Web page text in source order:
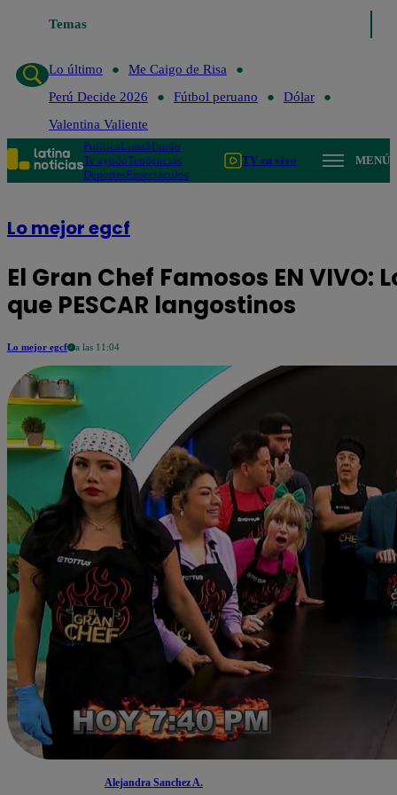
Temas
Lo último
Me Caigo de Risa
Perú Decide 2026
Fútbol peruano
Dólar
Valentina Valiente
PolíticaLimaMundo
Te ayudoTendencias
DeportesEspectáculos
TV en vivo MENÚ
Lo mejor egcf
El Gran Chef Famosos EN
que PESCAR langostinos
Lo mejor egcf a las 11:04
Alejandra Sanchez A.